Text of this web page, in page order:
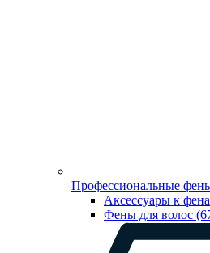
Профессиональные
Аксессуары к
Фены для волос